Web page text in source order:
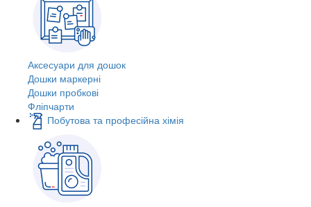
Аксесуари для дошок
Дошки маркерні
Дошки пробкові
Фліпчарти
Побутова та професійна хімія